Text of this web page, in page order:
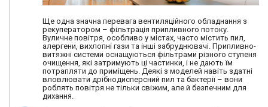
Ще одна значна перевага вентиляційного обладнання з
рекуператором – фільтрація припливного потоку.
Вуличне повітря, особливо у містах, часто містить пил,
алергени, вихлопні гази та інші забруднювачі. Припливно-
витяжні системи оснащуються фільтрами різного ступеня
очищення, які затримують ці частинки, і не дають їм
потрапляти до приміщень. Деякі з моделей навіть здатні
вловлювати дрібнодисперсний пил та бактерії – вони
роблять повітря не тільки свіжим, але й безпечним для
дихання.